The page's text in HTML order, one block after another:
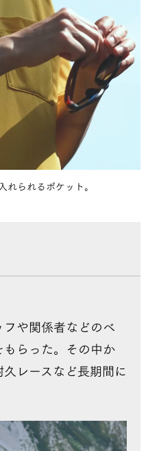
れられるポケット。
フや関係者などのべ
もらった。その中か
レースなど長期間に